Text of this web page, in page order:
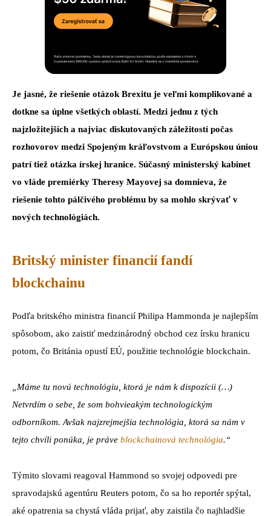
Je jasné, že riešenie otázok Brexitu je veľmi komplikované a
dotkne sa úplne všetkých oblastí. Medzi jednu z tých
najzložitejších a najviac diskutovaných záležitostí počas
rozhovorov medzi Spojeným kráľovstvom a Európskou úniou
patrí tiež otázka írskej hranice. Súčasný ministerský kabinet
vo vláde premiérky Theresy Mayovej sa domnieva, že
riešenie tohto pálčivého problému by sa mohlo skrývať v
nových technológiách.
Britský minister financií fandí
blockchainu
Podľa britského ministra financií Philipa Hammonda je najlepším
spôsobom, ako zaistiť medzinárodný obchod cez írsku hranicu
potom, čo Británia opustí EÚ, použitie technológie blockchain.
„Máme tu novú technológiu, ktorá je nám k dispozícii (…)
Netvrdím o sebe, že som bohvieakým technologickým
odborníkom. Avšak najzrejmejšia technológia, ktorá sa nám v
tejto chvíli ponúka, je práve blockchainová technológia.“
Týmito slovami reagoval Hammond so svojej odpovedi pre
spravodajskú agentúru Reuters potom, čo sa ho reportér spýtal,
aké opatrenia sa chystá vláda prijať, aby zaistila čo najhladšie